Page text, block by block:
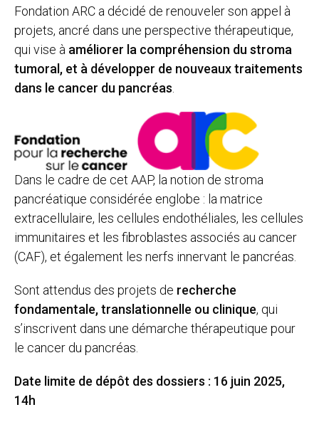
Fondation ARC a décidé de renouveler son appel à
projets, ancré dans une perspective thérapeutique,
qui vise à améliorer la compréhension du stroma
tumoral, et à développer de nouveaux traitements
dans le cancer du pancréas
Dans le cadre de cet AAP, la notion de stroma
pancréatique considérée englobe : la matrice
extracellulaire, les cellules endothéliales, les cellules
immunitaires et les fibroblastes associés au cancer
(CAF), et également les nerfs innervant le pancréas.
Sont attendus des projets de recherche
fondamentale, translationnelle ou clinique, qui
s’inscrivent dans une démarche thérapeutique pour
le cancer du pancréas.
Date limite de dépôt des dossiers : 16 juin 2025,
14h